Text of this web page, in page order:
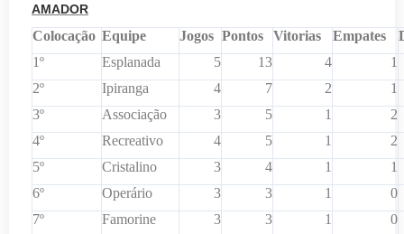
AMADOR
Colocação Equipe Jogos Pontos Vitorias Empates
1º
Esplanada 5 13 4
1
2º
Ipiranga 4 7 2
1
3º
Associação 3 5 1
2
4º
Recreativo 4 5 1
2
5º
Cristalino 3 4 1
1
6º
Operário 3 3 1
0
7º
Famorine 3 3 1
0